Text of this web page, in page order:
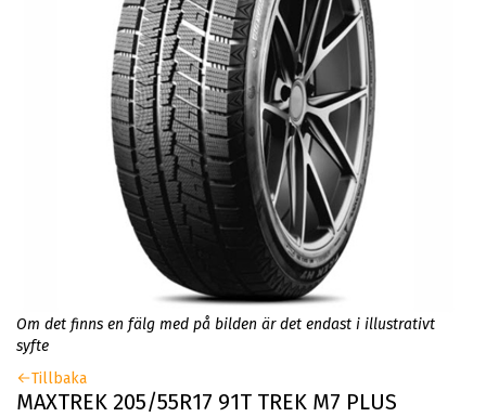
Om det finns en fälg med på bilden är det endast i illustrativt
syfte
Tillbaka
MAXTREK 205/55R17 91T TREK M7 PLUS